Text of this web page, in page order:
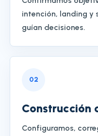
intención, landing y
guían decisiones.
02
Construcción
Configuramos,